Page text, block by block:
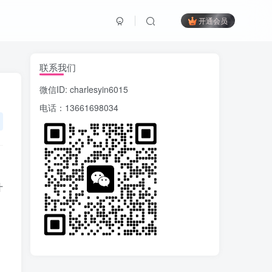
开通会员
联系我们
微信ID: charlesyin6015
电话：13661698034